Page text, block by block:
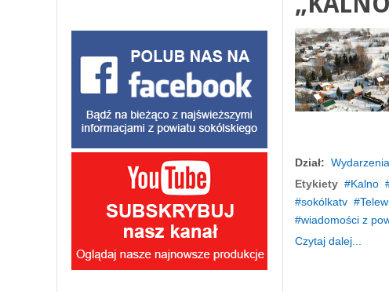
Dział: Wydarzenia
Etykiety
Kalno
sokólkatv
wiadomości z
Czytaj dalej...